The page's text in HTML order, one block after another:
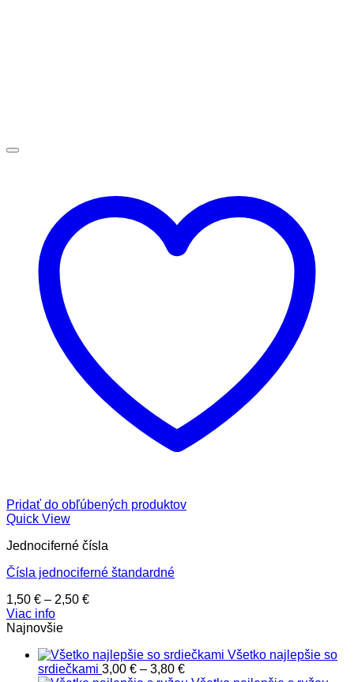
Pridať do obľúbených produktov
Quick View
Jednociferné čísla
Čísla jednociferné štandardné
1,50 € – 2,50 €Price
2,50 €
Viac info
Najnovšie
Všetko najlepšie so
srdiečkami 3,00 € – 3,80 €Price